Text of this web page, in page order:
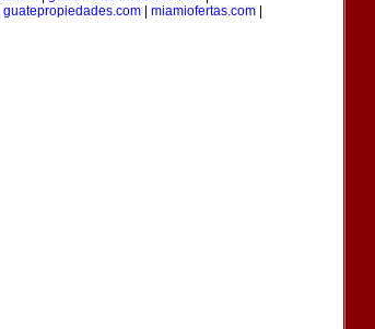
guatepropiedades.com| miamiofertas.com|